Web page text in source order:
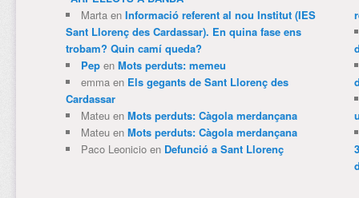
Martaen Informació referent al nou Institut (IES
Sant Llorenç des Cardassar). En quina fase ens
trobam? Quin camí queda?
Pepen Mots perduts: memeu
emmaen Els gegants de Sant Llorenç des
Cardassar
Mateuen Mots perduts: Càgola merdançana
Mateuen Mots perduts: Càgola merdançana
Paco Leonicioen Defunció a Sant Llorenç